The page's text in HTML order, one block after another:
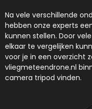
Na vele verschillende
hebben onze experts
kunnen stellen. Door
elkaar te vergelijken
voor je in een overzicht
vliegmeteendrone.nl
camera tripod vinden.